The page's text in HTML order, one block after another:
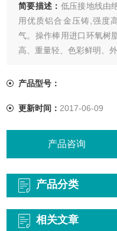
简要描述： 低压接地线由
用优质铝合金压铸,强度
气。操作棒用进口环氧树
高、重量轻、色彩鲜明、外
产品型号：
更新时间： 2017-06-09
产品咨询
产品分类
相关文章